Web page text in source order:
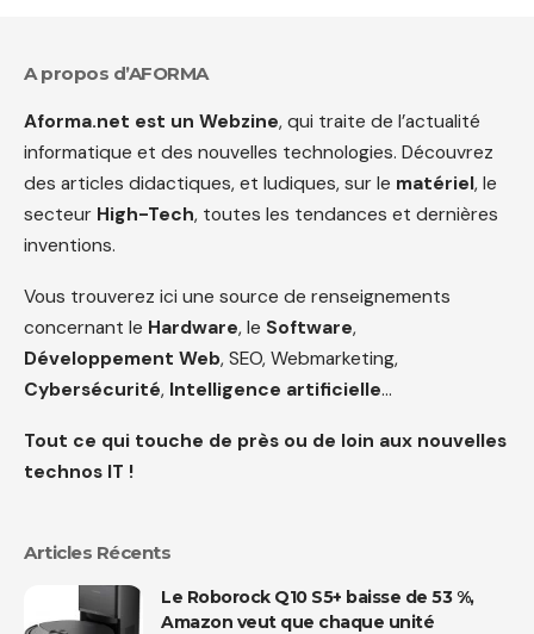
A propos d’AFORMA
Aforma.net est un Webzine, qui traite de l’actualité
informatique et des nouvelles technologies. Découvrez
des articles didactiques, et ludiques, sur le matériel, le
secteur High-Tech, toutes les tendances et dernières
inventions.
Vous trouverez ici une source de renseignements
concernant le Hardware, le Software,
Développement Web, SEO, Webmarketing,
Cybersécurité, Intelligence artificielle…
Tout ce qui touche de près ou de loin aux nouvelles
technos IT !
Articles Récents
Le Roborock Q10 S5+ baisse de 53 %,
Amazon veut que chaque unité